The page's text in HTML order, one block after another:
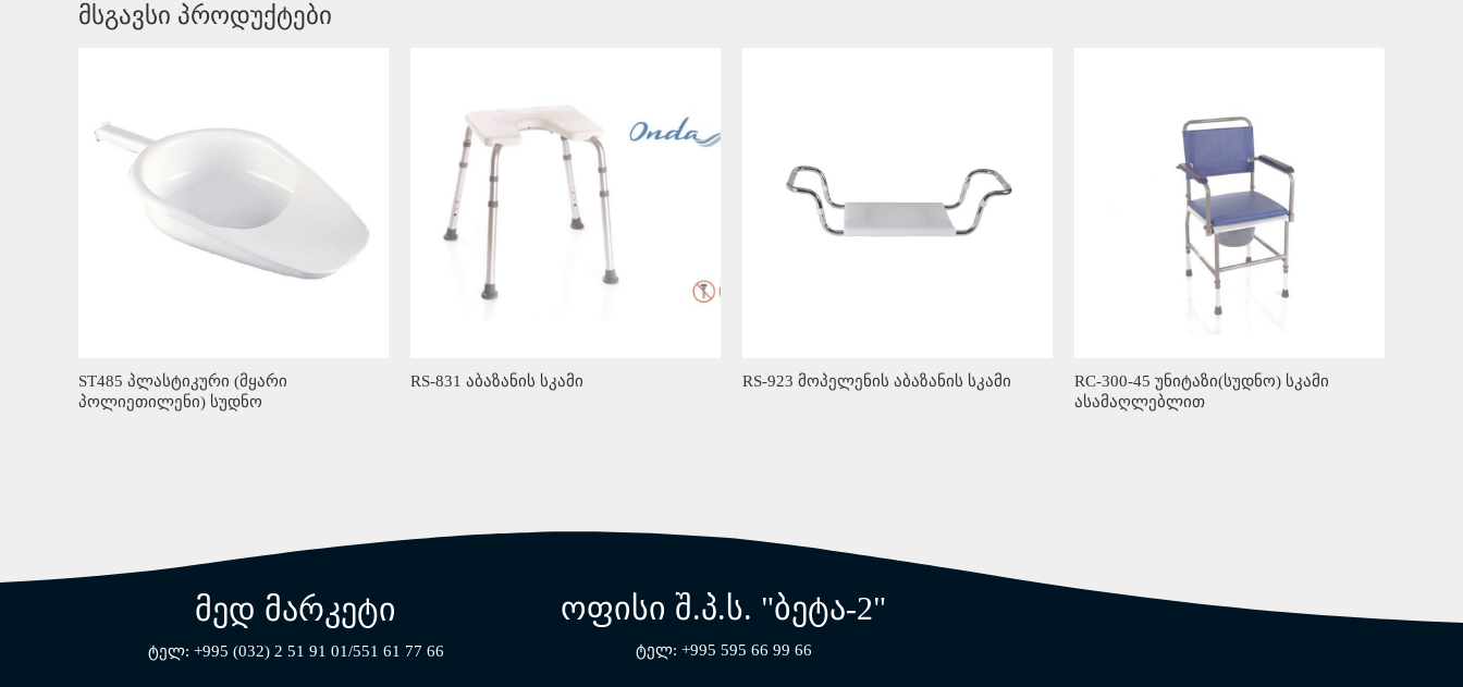
მსგავსი პროდუქტები
ST485 პლასტიკური (მყარი
პოლიეთილენი) სუდნო
RS-831 აბაზანის სკამი RS-923 მოპელენის აბაზანის სკამი
RC-300-45 უნიტაზი(სუდნო) სკამი
ასამაღლებლით
მედ მარკეტი
ტელ: +995 (032) 2 51 91 01/551 61 77 66
ოფისი შ.პ.ს. "ბეტა-2"
ტელ: +995 595 66 99 66